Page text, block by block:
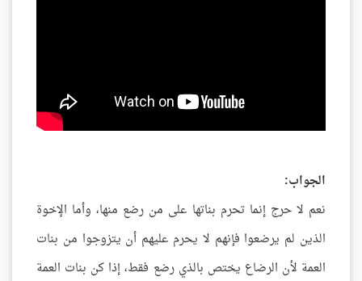
الجواب:
نعم لا حرج إنما تحرم بناتها على من رضع منها، وأما الإخوة
الذين لم يرضعوا فإنهم لا يحرم عليهم أن يتزوجوا من بنات
العمة لأن الرضاع يختص بالذي رضع فقط، إذا كن بنات العمة